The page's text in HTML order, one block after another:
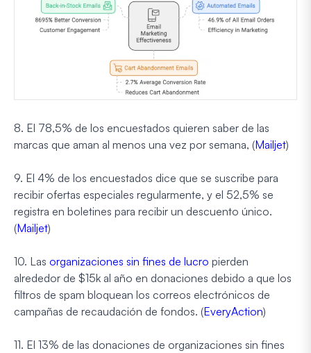
8. El 78,5% de los encuestados quieren saber de las
marcas que aman al menos una vez por semana, (Mailjet)
9. El 4% de los encuestados dice que se suscribe para
recibir ofertas especiales regularmente, y el 52,5% se
registra en boletines para recibir un descuento único.
(Mailjet)
10. Las organizaciones sin fines de lucro pierden
alrededor de $15k al año en donaciones debido a que los
filtros de spam bloquean los correos electrónicos de
campañas de recaudación de fondos. (EveryAction)
11. El 13% de las donaciones de organizaciones sin fines